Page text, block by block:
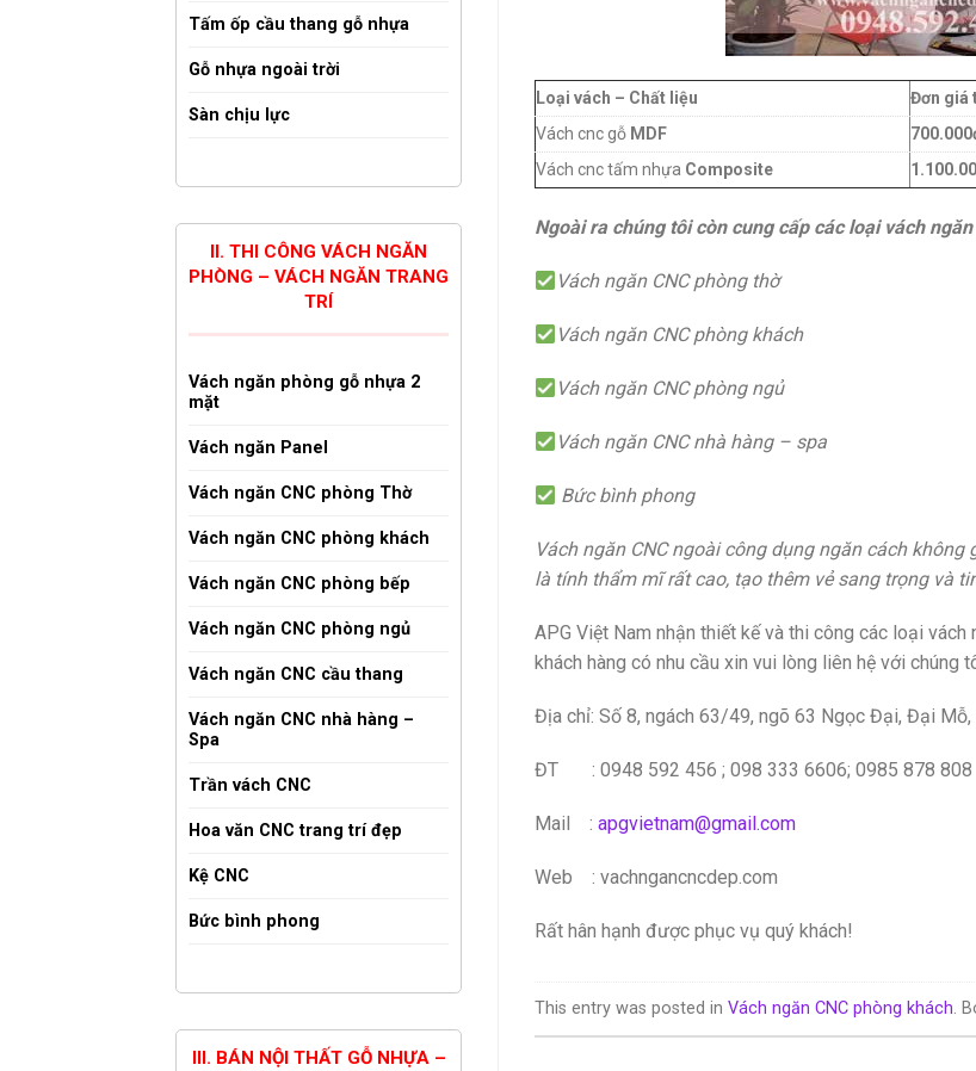
Loại vách – Chất liệu
Đơn giá
Vách cnc gỗ MDF
Vách cnc tấm nhựa Composite
Ngoài ra chúng tôi còn cung cấp các loại vách
Vách ngăn CNC phòng thờ
Vách ngăn CNC phòng khách
Vách ngăn CNC phòng ngủ
Vách ngăn CNC nhà hàng – spa
Bức bình phong
Vách ngăn CNC ngoài công dụng ngăn cách
là tính thẩm mĩ rất cao, tạo thêm vẻ sang trọng và
APG Việt Nam nhận thiết kế và thi công các loại
khách hàng có nhu cầu xin vui lòng liên hệ với
Địa chỉ: Số 8, ngách 63/49, ngõ 63 Ngọc Đại, Đại Mỗ,
ĐT : 0948 592 456 ; 098 333 6606; 0985 878 808
Mail : apgvietnam@gmail.com
Web : vachngancncdep.com
Rất hân hạnh được phục vụ quý khách!
This entry was posted in Vách ngăn CNC phòng khách.
Tấm ốp cầu thang gỗ nhựa
Gỗ nhựa ngoài trời
Sàn chịu lực
II. THI CÔNG VÁCH NGĂN
PHÒNG – VÁCH NGĂN TRANG
TRÍ
Vách ngăn phòng gỗ nhựa 2
mặt
Vách ngăn Panel
Vách ngăn CNC phòng Thờ
Vách ngăn CNC phòng khách
Vách ngăn CNC phòng bếp
Vách ngăn CNC phòng ngủ
Vách ngăn CNC cầu thang
Vách ngăn CNC nhà hàng –
Spa
Trần vách CNC
Hoa văn CNC trang trí đẹp
Kệ CNC
Bức bình phong
III. BÁN NỘI THẤT GỖ NHỰA –